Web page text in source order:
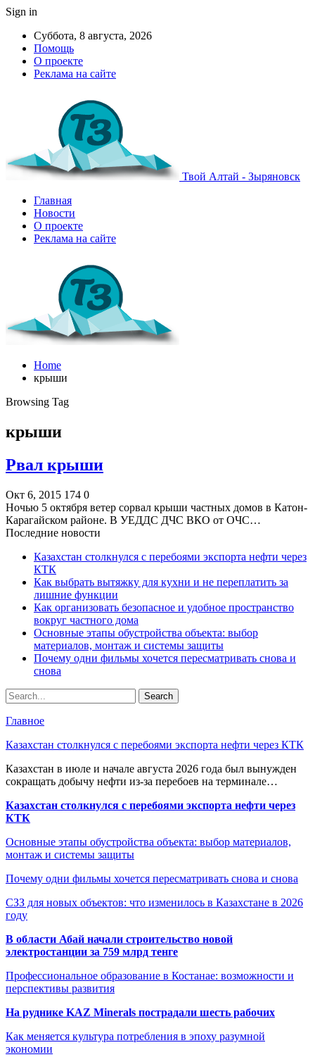
Sign in
Суббота, 8 августа, 2026
Помощь
О проекте
Реклама на сайте
Твой Алтай - Зыряновск
Главная
Новости
О проекте
Реклама на сайте
Home
крыши
Browsing Tag
крыши
Рвал крыши
Окт 6, 2015 174 0
Ночью 5 октября ветер сорвал крыши частных домов в Катон-
Карагайском районе. В УЕДДС ДЧС ВКО от ОЧС…
Последние новости
Казахстан столкнулся с перебоями экспорта нефти через
КТК
Как выбрать вытяжку для кухни и не переплатить за
лишние функции
Как организовать безопасное и удобное пространство
вокруг частного дома
Основные этапы обустройства объекта: выбор
материалов, монтаж и системы защиты
Почему одни фильмы хочется пересматривать снова и
снова
Главное
Казахстан столкнулся с перебоями экспорта нефти через КТК
Казахстан в июле и начале августа 2026 года был вынужден
сокращать добычу нефти из-за перебоев на терминале…
Казахстан столкнулся с перебоями экспорта нефти через
КТК
Основные этапы обустройства объекта: выбор материалов,
монтаж и системы защиты
Почему одни фильмы хочется пересматривать снова и снова
СЗЗ для новых объектов: что изменилось в Казахстане в 2026
году
В области Абай начали строительство новой
электростанции за 759 млрд тенге
Профессиональное образование в Костанае: возможности и
перспективы развития
На руднике KAZ Minerals пострадали шесть рабочих
Как меняется культура потребления в эпоху разумной
экономии